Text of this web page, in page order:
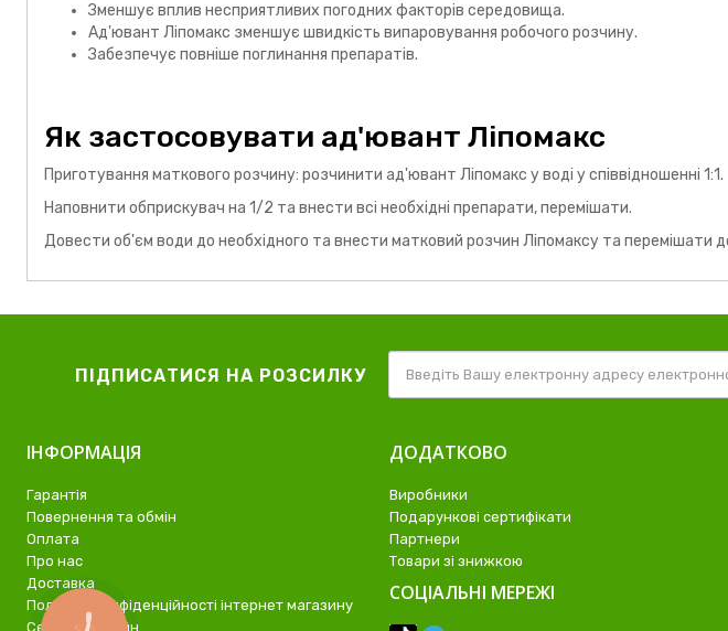
Зменшує вплив несприятливих погодних факторів середовища.
Ад'ювант Ліпомакс зменшує швидкість випаровування робочого розчину.
Забезпечує повніше поглинання препаратів.
Як застосовувати ад'ювант Ліпомакс
Приготування маткового розчину: розчинити ад'ювант Ліпомакс у воді у співвідношенні 1:1.
Наповнити обприскувач на 1/2 та внести всі необхідні препарати, перемішати.
Довести об'єм води до необхідного та внести матковий розчин Ліпомаксу та перемішати
ПІДПИСАТИСЯ НА РОЗСИЛКУ
ІНФОРМАЦІЯ
Гарантія
Повернення та обмін
Оплата
Про нас
Доставка
Політика конфіденційності інтернет магазину
Семена Онлайн
ДОДАТКОВО
Виробники
Подарункові сертифікати
Партнери
Товари зі знижкою
СОЦІАЛЬНІ МЕРЕЖІ